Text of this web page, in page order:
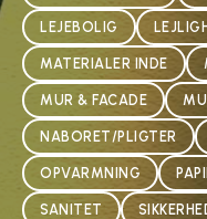
LEJEBOLIG
MATERIALER INDE
MUR & FACADE
NABORET/PLIGTER
OPVARMNING
SANITET